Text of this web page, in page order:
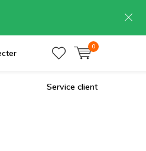
0
Service client